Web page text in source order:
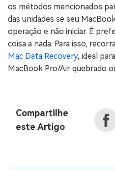
os métodos mencionados
das unidades se seu
operação e não iniciar. É
coisa a nada. Para isso,
Mac Data Recovery, ideal
MacBook Pro/Air quebrado
Compartilhe
este Artigo